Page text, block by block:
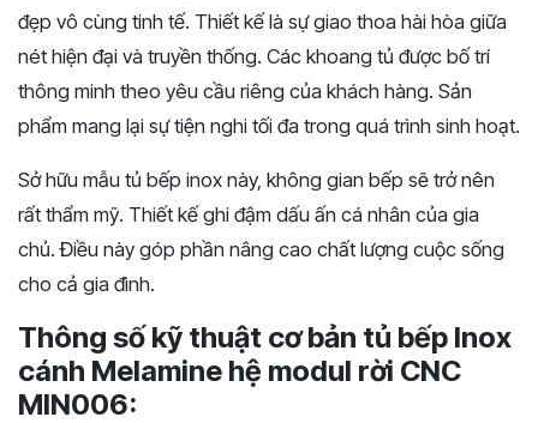
đẹp vô cùng tinh tế. Thiết kế là sự giao thoa hài hòa giữa
nét hiện đại và truyền thống. Các khoang tủ được bố trí
thông minh theo yêu cầu riêng của khách hàng. Sản
phẩm mang lại sự tiện nghi tối đa trong quá trình sinh hoạt.
Sở hữu mẫu tủ bếp inox này, không gian bếp sẽ trở nên
rất thẩm mỹ. Thiết kế ghi đậm dấu ấn cá nhân của gia
chủ. Điều này góp phần nâng cao chất lượng cuộc sống
cho cả gia đình.
Thông số kỹ thuật cơ bản tủ bếp Inox
cánh Melamine hệ modul rời CNC
MIN006: